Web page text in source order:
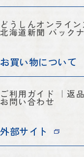
どうしんオンライン
北海道新聞 バック
お買い物について
ご利用ガイド 返
お問い合わせ
外部サイト